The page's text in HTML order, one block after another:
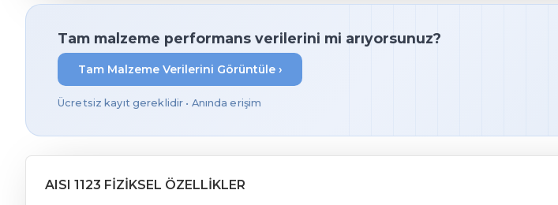
Tam malzeme performans verilerini mi arıyorsunuz?
Tam Malzeme Verilerini Görüntüle ›
Ücretsiz kayıt gereklidir • Anında erişim
AISI 1123 FIZIKSEL ÖZELLIKLER